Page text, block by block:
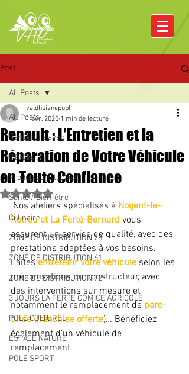
Post
All Posts
Rencontre avec
Pâques
Producteurs locaux
Santé / Bien-être
Culinaire
ZONE DE DISTRIBUTION 28
ZONE DE DISTRIBUTION 61
ZONE DE DISTRIBUTION 72
3 JOURS LA FERTE COMICE AGRICOLE
POLE CULTUREL
ESPACE NATURE
POLE SPORT
All Posts
Renault : L’Entretien et la
Réparation de Votre Véhicule
en Toute Confiance
valdhuisnepubli
1 avr. 2025 1 min de lecture
Noté NaN étoiles sur 5.
Nos ateliers spécialisés à Nogent-le-
Rotrou et La Ferté-Bernard vous
assurent un service de qualité, avec des
prestations adaptées à vos besoins.
Faites entretenir votre véhicule selon les
préconisations du constructeur, avec
des interventions sur mesure et
notamment le remplacement de pare-
brise (franchise offerte)… Bénéficiez
également d’un véhicule de
remplacement.